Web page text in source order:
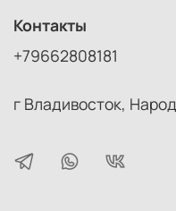
Контакты
+79662808181
г Владивосток,